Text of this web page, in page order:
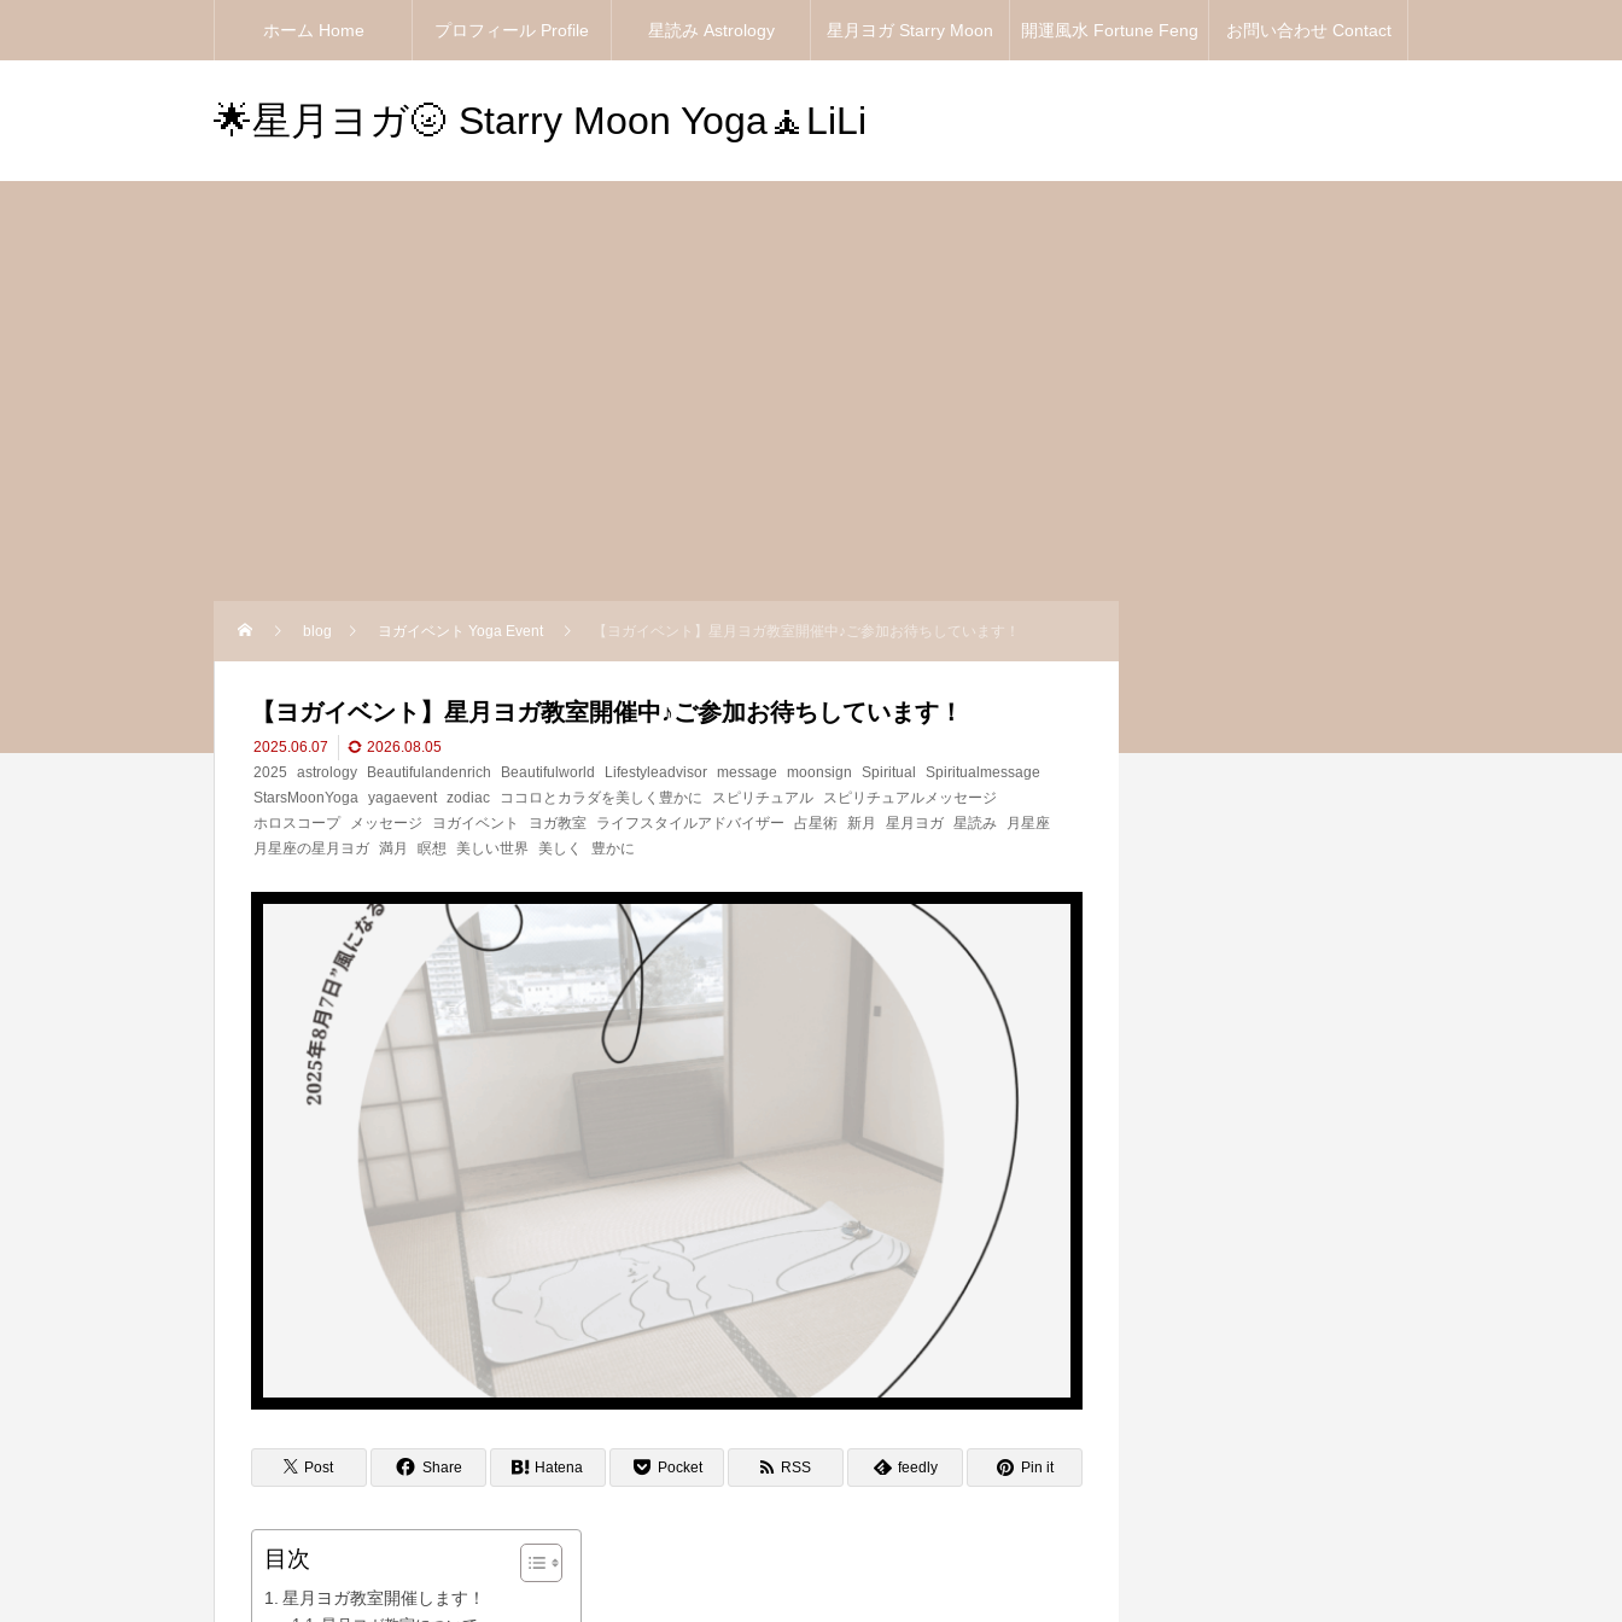
ホーム Home プロフィール Profile 星読み Astrology 星月ヨガ Starry Moon 開運風水 Fortune Feng お問い合わせ Contact
🌟星月ヨガ🌝 Starry Moon Yoga🧘LiLi
blog ヨガイベント Yoga Event 【ヨガイベント】星月ヨガ教室開催中♪ご参加お待ちしています！
【ヨガイベント】星月ヨガ教室開催中♪ご参加お待ちしています！
2025.06.07
2026.08.05
2025
astrology Beautifulandenrich Beautifulworld Lifestyleadvisor message moonsign Spiritual
Spiritualmessage
StarsMoonYoga yagaevent zodiac ココロとカラダを美しく豊かに スピリチュアル
スピリチュアルメッセージ
ホロスコープ
メッセージ ヨガイベント ヨガ教室 ライフスタイルアドバイザー 占星術 新月 星月ヨガ 星読み
月星座
月星座の星月ヨガ 満月 瞑想 美しい世界 美しく 豊かに
Post Share Hatena Pocket RSS feedly Pin it
目次
星月ヨガ教室開催します！